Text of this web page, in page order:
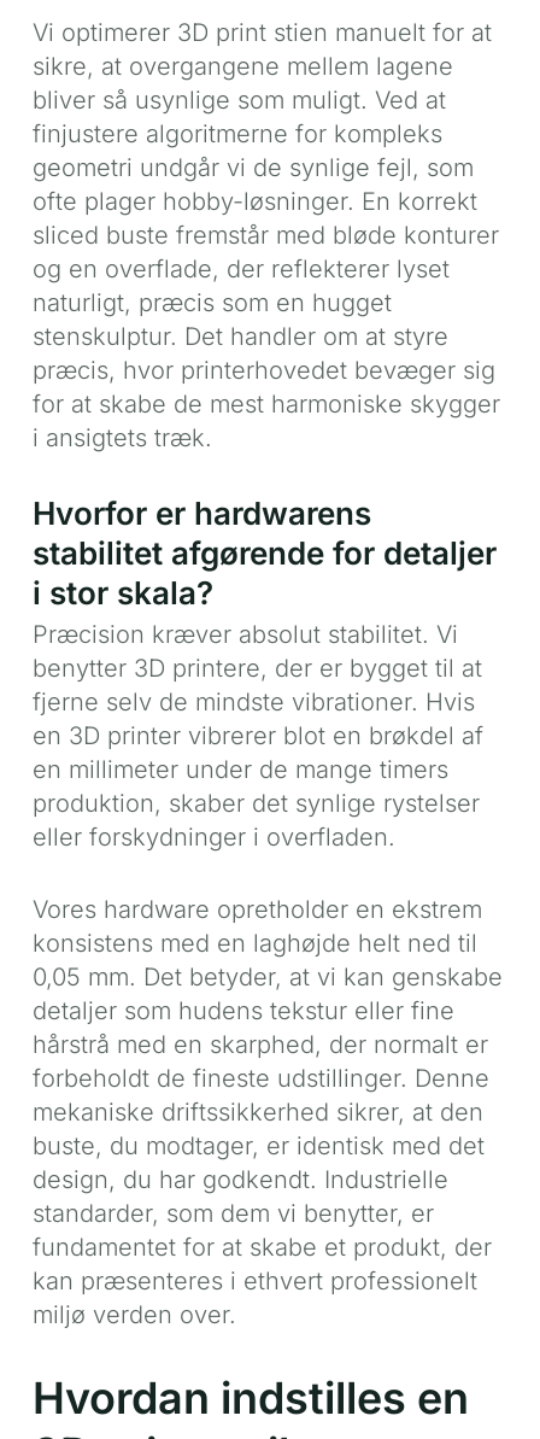
Vi optimerer 3D print stien manuelt for at
sikre, at overgangene mellem lagene
bliver så usynlige som muligt. Ved at
finjustere algoritmerne for kompleks
geometri undgår vi de synlige fejl, som
ofte plager hobby-løsninger. En korrekt
sliced buste fremstår med bløde konturer
og en overflade, der reflekterer lyset
naturligt, præcis som en hugget
stenskulptur. Det handler om at styre
præcis, hvor printerhovedet bevæger sig
for at skabe de mest harmoniske skygger
i ansigtets træk.
Hvorfor er hardwarens
stabilitet afgørende for detaljer
i stor skala?
Præcision kræver absolut stabilitet. Vi
benytter 3D printere, der er bygget til at
fjerne selv de mindste vibrationer. Hvis
en 3D printer vibrerer blot en brøkdel af
en millimeter under de mange timers
produktion, skaber det synlige rystelser
eller forskydninger i overfladen.
Vores hardware opretholder en ekstrem
konsistens med en laghøjde helt ned til
0,05 mm. Det betyder, at vi kan genskabe
detaljer som hudens tekstur eller fine
hårstrå med en skarphed, der normalt er
forbeholdt de fineste udstillinger. Denne
mekaniske driftssikkerhed sikrer, at den
buste, du modtager, er identisk med det
design, du har godkendt. Industrielle
standarder, som dem vi benytter, er
fundamentet for at skabe et produkt, der
kan præsenteres i ethvert professionelt
miljø verden over.
Hvordan indstilles en